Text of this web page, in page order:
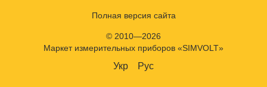
Полная версия сайта
© 2010—2026
Маркет измерительных приборов «SIMVOLT»
Укр Рус